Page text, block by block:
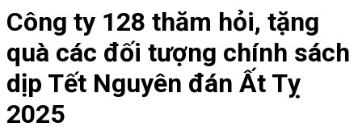
Công ty 128 thăm hỏi, tặng
quà các đối tượng chính sách
dịp Tết Nguyên đán Ất Tỵ
2025